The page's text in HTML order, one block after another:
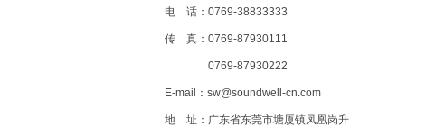
电 话：0769-38833333
传 真：0769-87930111
0769-87930222
E-mail：sw@soundwell-cn.com
地 址：广东省东莞市塘厦镇凤凰岗升